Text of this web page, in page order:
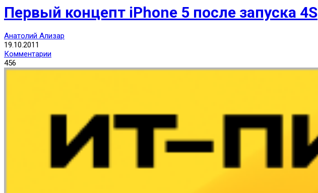
Первый концепт iPhone 5 после запуска 4S
Анатолий Ализар
19.10.2011
Комментарии
456